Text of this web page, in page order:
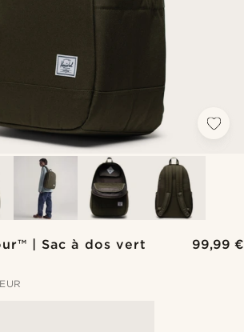
| Sac à dos vert 99,99 €